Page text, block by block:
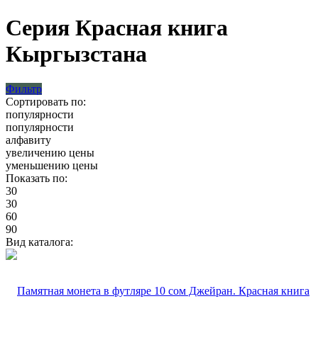
Серия Красная книга
Кыргызстана
Фильтр
Сортировать по:
популярности
популярности
алфавиту
увеличению цены
уменьшению цены
Показать по:
30
30
60
90
Вид каталога: